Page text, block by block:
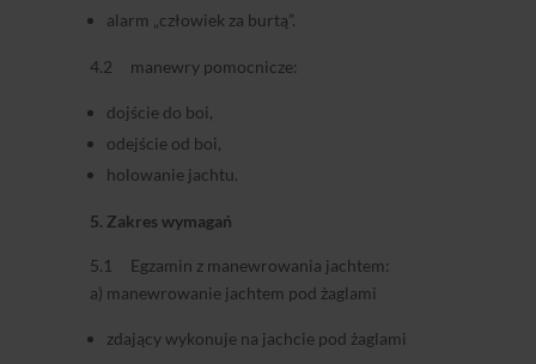
alarm „człowiek za burtą”.
4.2 manewry pomocnicze:
dojście do boi,
odejście od boi,
holowanie jachtu.
5. Zakres wymagań
5.1 Egzamin z manewrowania jachtem:
a) manewrowanie jachtem pod żaglami
zdający wykonuje na jachcie pod żaglami